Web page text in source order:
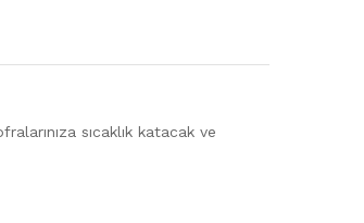
sıcaklık katacak ve